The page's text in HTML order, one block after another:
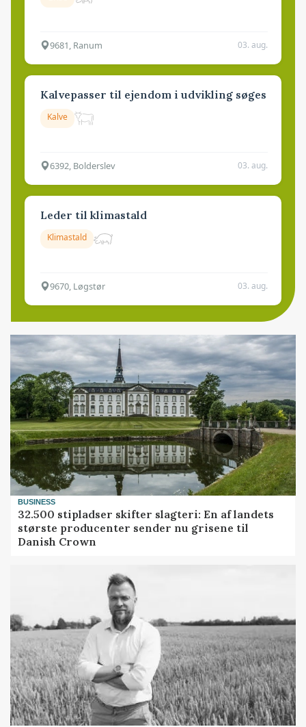
9681, Ranum 03. aug.
Kalvepasser til ejendom i udvikling søges
Kalve
6392, Bolderslev 03. aug.
Leder til klimastald
Klimastald
9670, Løgstør 03. aug.
BUSINESS
32.500 stipladser skifter slagteri: En af landets
største producenter sender nu grisene til
Danish Crown